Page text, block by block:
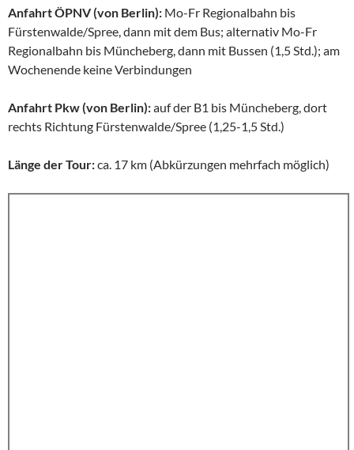
Anfahrt ÖPNV (von Berlin): Mo-Fr Regionalbahn bis
Fürstenwalde/Spree, dann mit dem Bus; alternativ Mo-Fr
Regionalbahn bis Müncheberg, dann mit Bussen (1,5 Std.); am
Wochenende keine Verbindungen
Anfahrt Pkw (von Berlin):auf der B1 bis Müncheberg, dort
rechts Richtung Fürstenwalde/Spree (1,25-1,5 Std.)
Länge der Tour:ca. 17 km (Abkürzungen mehrfach möglich)